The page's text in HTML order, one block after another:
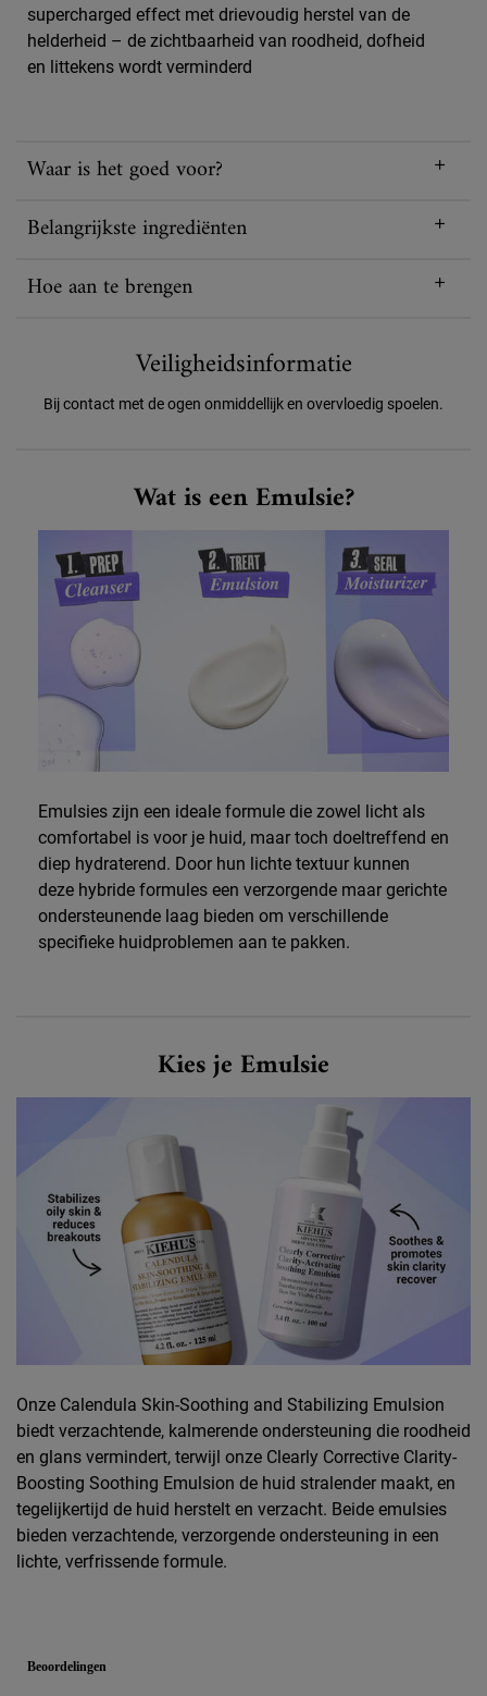
supercharged effect met drievoudig herstel van de
helderheid – de zichtbaarheid van roodheid, dofheid
en littekens wordt verminderd
Waar is het goed voor?
Belangrijkste ingrediënten
Hoe aan te brengen
Veiligheidsinformatie
Bij contact met de ogen onmiddellijk en overvloedig spoelen.
Wat is een Emulsie?
Emulsies zijn een ideale formule die zowel licht als
comfortabel is voor je huid, maar toch doeltreffend en
diep hydraterend. Door hun lichte textuur kunnen
deze hybride formules een verzorgende maar gerichte
ondersteunende laag bieden om verschillende
specifieke huidproblemen aan te pakken.
Kies je Emulsie
Onze Calendula Skin-Soothing and Stabilizing Emulsion
biedt verzachtende, kalmerende ondersteuning die roodheid
en glans vermindert, terwijl onze Clearly Corrective Clarity-
Boosting Soothing Emulsion de huid stralender maakt, en
tegelijkertijd de huid herstelt en verzacht. Beide emulsies
bieden verzachtende, verzorgende ondersteuning in een
lichte, verfrissende formule.